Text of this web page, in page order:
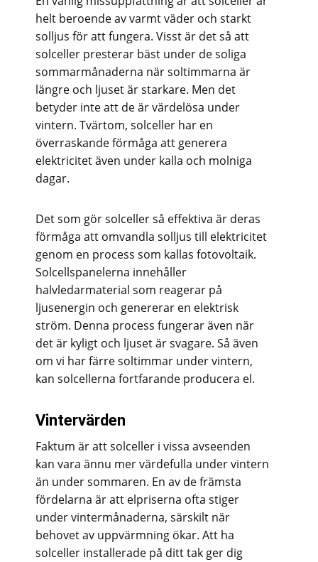
helt beroende av varmt väder och starkt
solljus för att fungera. Visst är det så att
solceller presterar bäst under de soliga
sommarmånaderna när soltimmarna är
längre och ljuset är starkare. Men det
betyder inte att de är värdelösa under
vintern. Tvärtom, solceller har en
överraskande förmåga att generera
elektricitet även under kalla och molniga
dagar.
Det som gör solceller så effektiva är deras
förmåga att omvandla solljus till elektricitet
genom en process som kallas fotovoltaik.
Solcellspanelerna innehåller
halvledarmaterial som reagerar på
ljusenergin och genererar en elektrisk
ström. Denna process fungerar även när
det är kyligt och ljuset är svagare. Så även
om vi har färre soltimmar under vintern,
kan solcellerna fortfarande producera el.
Vintervärden
Faktum är att solceller i vissa avseenden
kan vara ännu mer värdefulla under vintern
än under sommaren. En av de främsta
fördelarna är att elpriserna ofta stiger
under vintermånaderna, särskilt när
behovet av uppvärmning ökar. Att ha
solceller installerade på ditt tak ger dig